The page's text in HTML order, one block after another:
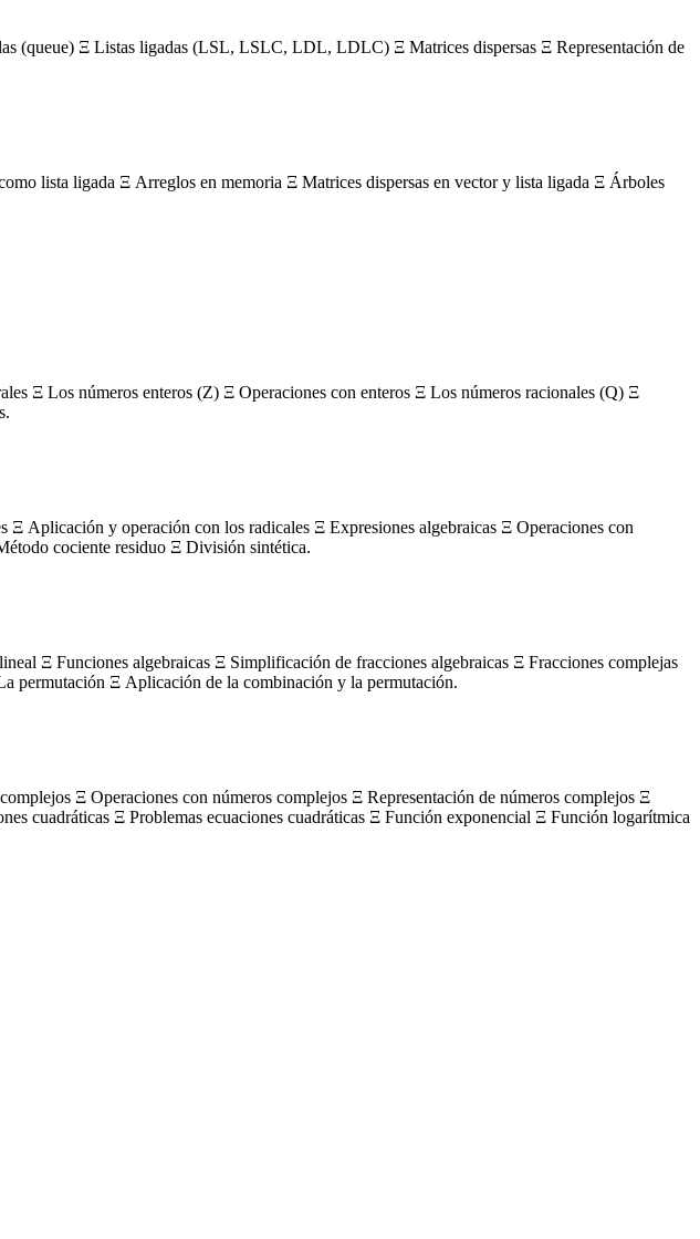
(queue) Ξ Listas ligadas (LSL, LSLC, LDL, LDLC) Ξ Matrices dispersas Ξ Representación de
lista ligada Ξ Arreglos en memoria Ξ Matrices dispersas en vector y lista ligada Ξ Árboles
Ξ Los números enteros (Z) Ξ Operaciones con enteros Ξ Los números racionales (Q) Ξ
Aplicación y operación con los radicales Ξ Expresiones algebraicas Ξ Operaciones con
cociente residuo Ξ División sintética.
Ξ Funciones algebraicas Ξ Simplificación de fracciones algebraicas Ξ Fracciones complejas
permutación Ξ Aplicación de la combinación y la permutación.
Ξ Operaciones con números complejos Ξ Representación de números complejos Ξ
cuadráticas Ξ Problemas ecuaciones cuadráticas Ξ Función exponencial Ξ Función logarítmica